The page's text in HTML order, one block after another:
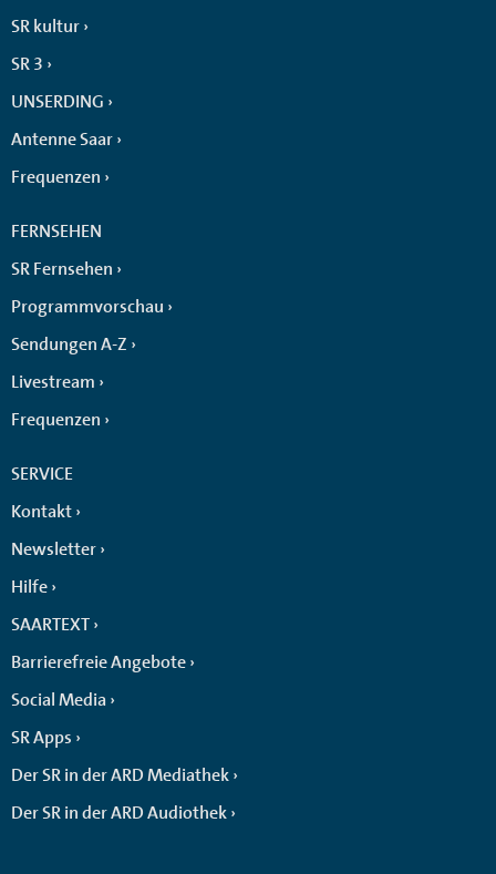
SR kultur
SR 3
UNSERDING
Antenne Saar
Frequenzen
FERNSEHEN
SR Fernsehen
Programmvorschau
Sendungen A-Z
Livestream
Frequenzen
SERVICE
Kontakt
Newsletter
Hilfe
SAARTEXT
Barrierefreie Angebote
Social Media
SR Apps
Der SR in der ARD Mediathek
Der SR in der ARD Audiothek